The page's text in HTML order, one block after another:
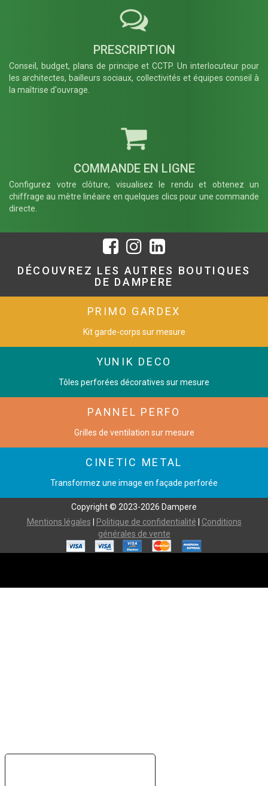
− Retirer
FR007
Platine
Droite pour
un usage
FR008
Platine
d'angle -
SUIVANT →
PRESCRIPTION
Conseil, budget, plans de principe et CCTP. Un interlocuteur pour
les architectes, bailleurs sociaux, collectivités et équipes conseil à
la maîtrise d'ouvrage.
COMMANDE EN LIGNE
Configurez votre clôture, visualisez le rendu et obtenez un
chiffrage au mètre linéaire en quelques clics pour une commande
directe.
DÉCOUVREZ LES AUTRES BOUTIQUES
DE DAMPERE
PRIMO GARDEX
Kit garde-corps sur mesure
YUNIK DECO
Tôles perforées décoratives sur mesure
PANNEL PERFO
Grilles de ventilation sur mesure
CINETIC METAL
Transformez une image en façade perforée
Copyright © 2023-2026 Dampere
Mentions légales
Politique de confidentialité
Conditions
générales de vente